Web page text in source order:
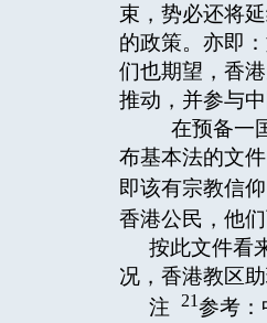
束，势必还将
的政策。亦即
们也期望，香
推动，并参与
在预备一
布基本法的文
即该有宗教信
香港公民，他
按此文件看
况，香港教区
注
21参考